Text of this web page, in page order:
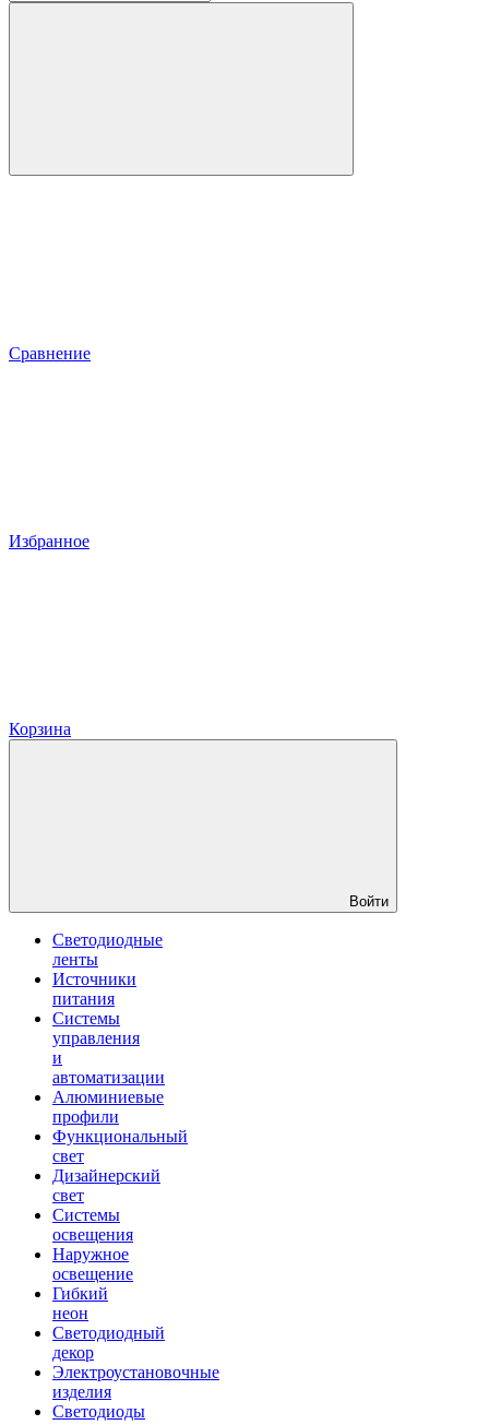
Сравнение
Избранное
Корзина
Войти
Светодиодные
ленты
Источники
питания
Системы
управления
и
автоматизации
Алюминиевые
профили
Функциональный
свет
Дизайнерский
свет
Системы
освещения
Наружное
освещение
Гибкий
неон
Светодиодный
декор
Электроустановочные
изделия
Светодиоды